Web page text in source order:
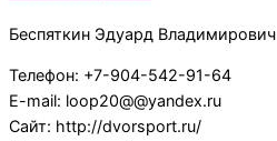
Беспяткин Эдуард Владимирович
Телефон: +7-904-542-91-64
E-mail: loop20@@yandex.ru
Сайт: http://dvorsport.ru/